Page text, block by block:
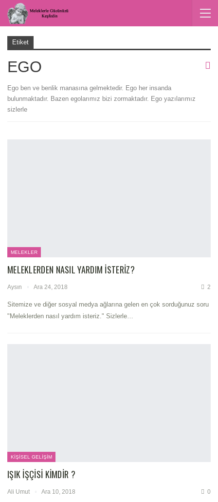
Etiket
EGO
Ego ben ve benlik manasına gelmektedir. Ego her insanda
bulunmaktadır. Bazen egolarımız bizi zormaktadır. Ego yazılarımız
sizlerle
MELEKLER
MELEKLERDEN NASIL YARDIM İSTERIZ?
Aysın Ara 24, 2018 2
Sitemize ve diğer sosyal medya ağlarına gelen en çok sorduğunuz soru
"Meleklerden nasıl yardım isteriz." Sizlerle…
KIŞISEL GELIŞIM
IŞIK İŞÇISI KIMDIR ?
Ali Umut Ara 10, 2018 0